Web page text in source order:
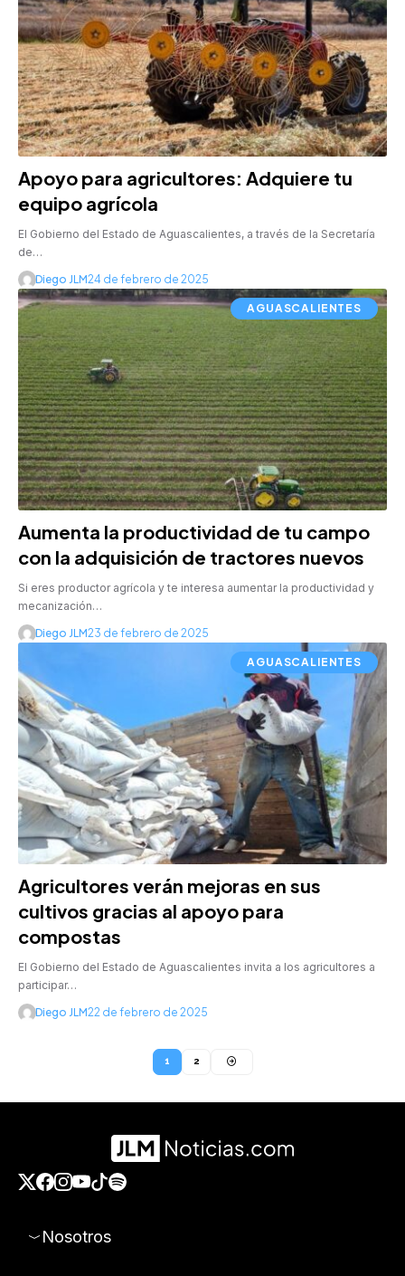
Apoyo para agricultores: Adquiere tu
equipo agrícola
El Gobierno del Estado de Aguascalientes, a través de la Secretaría
de…
Diego JLM24 de febrero de 2025
AGUASCALIENTES
Aumenta la productividad de tu campo
con la adquisición de tractores nuevos
Si eres productor agrícola y te interesa aumentar la productividad y
mecanización…
Diego JLM23 de febrero de 2025
AGUASCALIENTES
Agricultores verán mejoras en sus
cultivos gracias al apoyo para
compostas
El Gobierno del Estado de Aguascalientes invita a los agricultores a
participar…
Diego JLM22 de febrero de 2025
1 2
Nosotros